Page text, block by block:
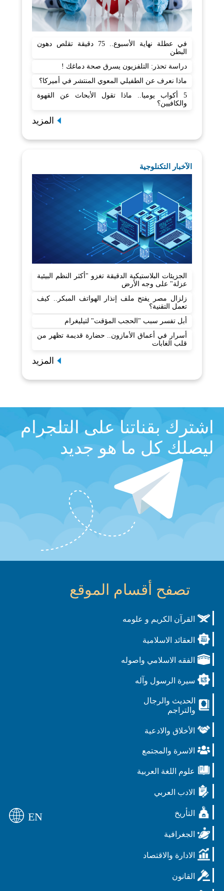
في عطلة نهاية الأسبوع.. 75 دقيقة تقلص دهون
البطن
دراسة تحذر: التلفزيون يسرق صحة دماغك !
ماذا نعرف عن الطفيلي المعوي المنتشر في أميركا؟
5 أكواب يوميا.. ماذا تقول الأبحاث عن القهوة
والكافيين؟
المزيد
الآخبار التكنلوجية
الجزيئات البلاستيكية الدقيقة تغزو "أكثر النظم البيئية
عزلة" على وجه الأرض
زلزال مصر يفتح ملف إنذار الهواتف المبكر.. كيف
تعمل التقنية؟
أبل تفسر سبب "الحجب المؤقت" لتيليغرام
أسرار في أعماق الأمازون.. حضارة قديمة تظهر من
قلب الغابات
المزيد
اشترك بقناتنا على التلجرام
ليصلك كل ما هو جديد
تصفح أقسام الموقع
القرآن الكريم و علومه
العقائد الاسلامية
الفقه الاسلامي واصوله
سيرة الرسول وآله
الحديث والرجال
والتراجم
الأخلاق والادعية
الاسرة والمجتمع
علوم اللغة العربية
الادب العربي
التأريخ
الجغرافية
الادارة والاقتصاد
القانون
EN